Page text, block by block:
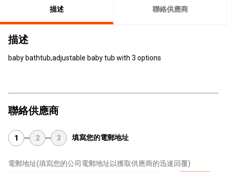
描述 聯絡供應商
描述
baby bathtub,adjustable baby tub with 3 options
聯絡供應商
1 2 3 填寫您的電郵地址
電郵地址(填寫您的公司電郵地址以獲取供應商的迅速回覆)